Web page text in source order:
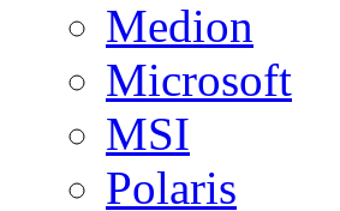
Medion
Microsoft
MSI
Polaris